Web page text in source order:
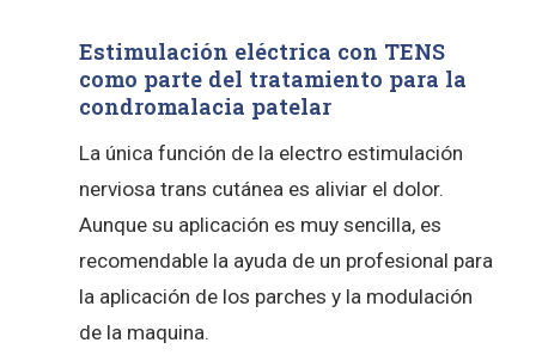
Estimulación eléctrica con TENS
como parte del tratamiento para la
condromalacia patelar
La única función de la electro estimulación
nerviosa trans cutánea es aliviar el dolor.
Aunque su aplicación es muy sencilla, es
recomendable la ayuda de un profesional para
la aplicación de los parches y la modulación
de la maquina.